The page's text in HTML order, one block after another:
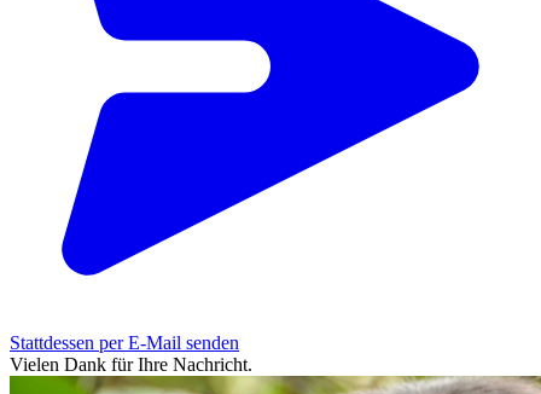
Stattdessen per E-Mail senden
Vielen Dank für Ihre Nachricht.